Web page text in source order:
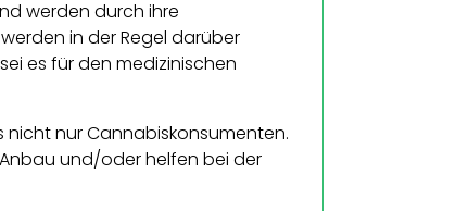
werden durch ihre
in der Regel darüber
es für den medizinischen
nicht nur Cannabiskonsumenten.
und/oder helfen bei der